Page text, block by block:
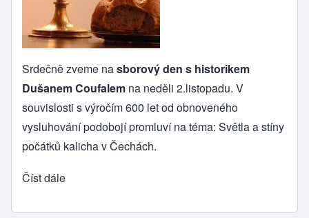
Srdečně zveme nasborový den s historikem
Dušanem Coufalem na neděli 2.listopadu. V
souvislosti s výročím 600 let od obnoveného
vysluhování podobojí promluví na téma: Světla a stíny
počátků kalicha v Čechách.
Číst dále